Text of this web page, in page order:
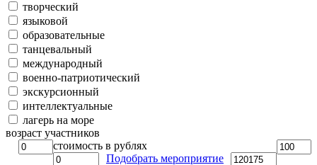
творческий
языковой
образовательные
танцевальный
международный
военно-патриотический
экскурсионный
интеллектуальные
лагерь на море
возраст участников
стоимость в рублях
Подобрать мероприятие